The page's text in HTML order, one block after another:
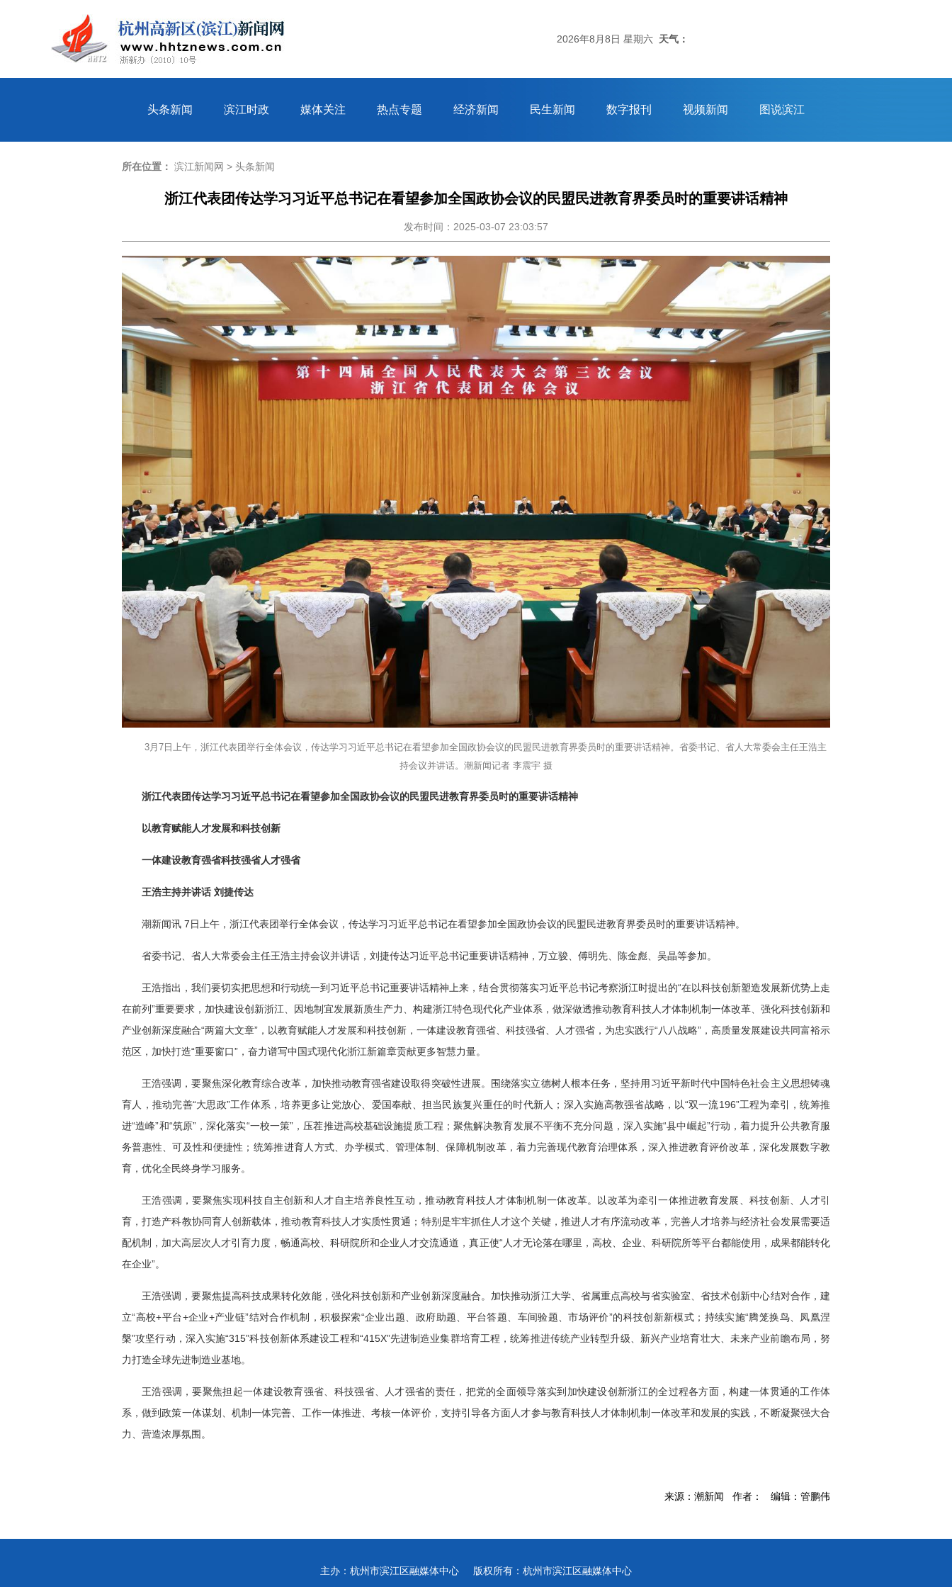
2026年8月8日 星期六 天气：
头条新闻 滨江时政 媒体关注 热点专题 经济新闻 民生新闻 数字报刊 视频新闻 图说滨江
所在位置： 滨江新闻网 > 头条新闻
浙江代表团传达学习习近平总书记在看望参加全国政协会议的民盟民进教育界委员时的重要讲话精神
发布时间：2025-03-07 23:03:57
3月7日上午，浙江代表团举行全体会议，传达学习习近平总书记在看望参加全国政协会议的民盟民进教育界委员时的重要讲话精神。省委书记、省人大常委会主任王浩主
持会议并讲话。潮新闻记者 李震宇 摄
浙江代表团传达学习习近平总书记在看望参加全国政协会议的民盟民进教育界委员时的重要讲话精神
以教育赋能人才发展和科技创新
一体建设教育强省科技强省人才强省
王浩主持并讲话 刘捷传达
潮新闻讯 7日上午，浙江代表团举行全体会议，传达学习习近平总书记在看望参加全国政协会议的民盟民进教育界委员时的重要讲话精神。
省委书记、省人大常委会主任王浩主持会议并讲话，刘捷传达习近平总书记重要讲话精神，万立骏、傅明先、陈金彪、吴晶等参加。
王浩指出，我们要切实把思想和行动统一到习近平总书记重要讲话精神上来，结合贯彻落实习近平总书记考察浙江时提出的“在以科技创新塑造发展新优势上走
在前列”重要要求，加快建设创新浙江、因地制宜发展新质生产力、构建浙江特色现代化产业体系，做深做透推动教育科技人才体制机制一体改革、强化科技创新和
产业创新深度融合“两篇大文章”，以教育赋能人才发展和科技创新，一体建设教育强省、科技强省、人才强省，为忠实践行“八八战略”，高质量发展建设共同富裕示
范区，加快打造“重要窗口”，奋力谱写中国式现代化浙江新篇章贡献更多智慧力量。
王浩强调，要聚焦深化教育综合改革，加快推动教育强省建设取得突破性进展。围绕落实立德树人根本任务，坚持用习近平新时代中国特色社会主义思想铸魂
育人，推动完善“大思政”工作体系，培养更多让党放心、爱国奉献、担当民族复兴重任的时代新人；深入实施高教强省战略，以“双一流196”工程为牵引，统筹推
进“造峰”和“筑原”，深化落实“一校一策”，压茬推进高校基础设施提质工程；聚焦解决教育发展不平衡不充分问题，深入实施“县中崛起”行动，着力提升公共教育服
务普惠性、可及性和便捷性；统筹推进育人方式、办学模式、管理体制、保障机制改革，着力完善现代教育治理体系，深入推进教育评价改革，深化发展数字教
育，优化全民终身学习服务。
王浩强调，要聚焦实现科技自主创新和人才自主培养良性互动，推动教育科技人才体制机制一体改革。以改革为牵引一体推进教育发展、科技创新、人才引
育，打造产科教协同育人创新载体，推动教育科技人才实质性贯通；特别是牢牢抓住人才这个关键，推进人才有序流动改革，完善人才培养与经济社会发展需要适
配机制，加大高层次人才引育力度，畅通高校、科研院所和企业人才交流通道，真正使“人才无论落在哪里，高校、企业、科研院所等平台都能使用，成果都能转化
在企业”。
王浩强调，要聚焦提高科技成果转化效能，强化科技创新和产业创新深度融合。加快推动浙江大学、省属重点高校与省实验室、省技术创新中心结对合作，建
立“高校+平台+企业+产业链”结对合作机制，积极探索“企业出题、政府助题、平台答题、车间验题、市场评价”的科技创新新模式；持续实施“腾笼换鸟、凤凰涅
槃”攻坚行动，深入实施“315”科技创新体系建设工程和“415X”先进制造业集群培育工程，统筹推进传统产业转型升级、新兴产业培育壮大、未来产业前瞻布局，努
力打造全球先进制造业基地。
王浩强调，要聚焦担起一体建设教育强省、科技强省、人才强省的责任，把党的全面领导落实到加快建设创新浙江的全过程各方面，构建一体贯通的工作体
系，做到政策一体谋划、机制一体完善、工作一体推进、考核一体评价，支持引导各方面人才参与教育科技人才体制机制一体改革和发展的实践，不断凝聚强大合
力、营造浓厚氛围。
来源：潮新闻 作者： 编辑：管鹏伟
主办：杭州市滨江区融媒体中心
版权所有：杭州市滨江区融媒体中心